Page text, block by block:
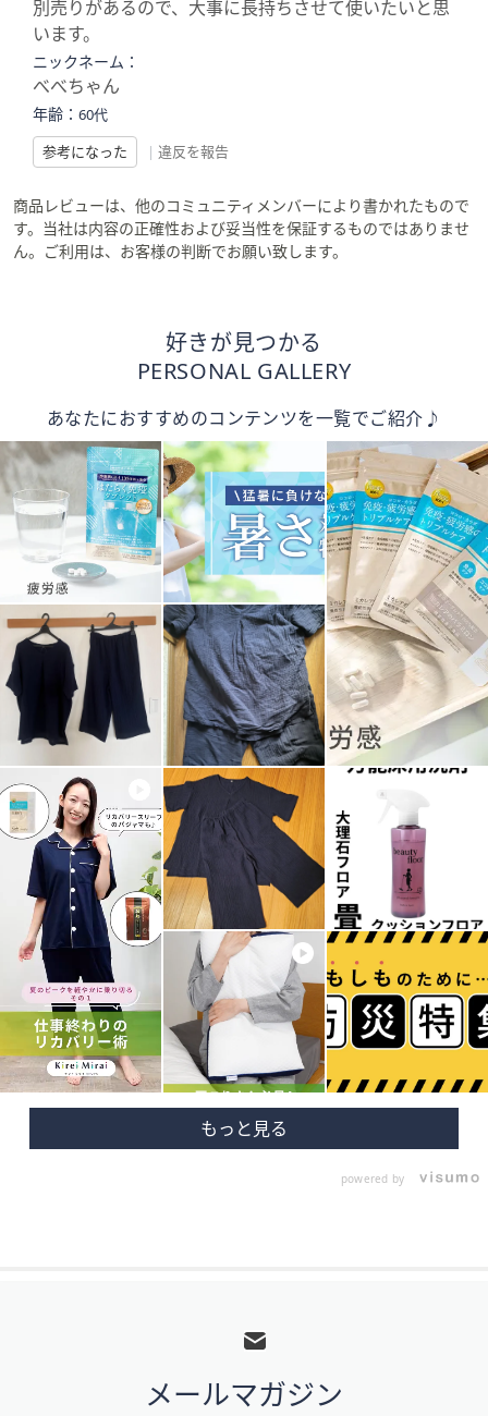
別売りがあるので、大事に長持ちさせて使いたいと思
います。
ニックネーム：
べべちゃん
年齢： 60代
参考になった
| 違反を報告
商品レビューは、他のコミュニティメンバーにより書かれたもので
す。当社は内容の正確性および妥当性を保証するものではありませ
ん。ご利用は、お客様の判断でお願い致します。
好きが見つかる
PERSONAL GALLERY
あなたにおすすめのコンテンツを一覧でご紹介♪
powered by
メールマガジン